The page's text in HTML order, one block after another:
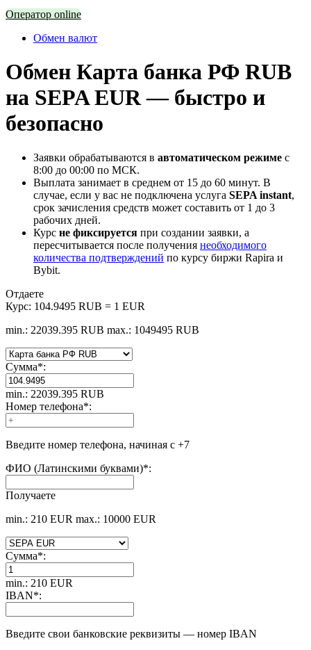
Оператор online
Обмен валют
Обмен Карта банка РФ RUB
на SEPA EUR — быстро и
безопасно
Заявки обрабатываются в автоматическом режиме с
8:00 до 00:00 по МСК.
Выплата занимает в среднем от 15 до 60 минут. В
случае, если у вас не подключена услуга SEPA instant,
срок зачисления средств может составить от 1 до 3
рабочих дней.
Курс не фиксируется при создании заявки, а
пересчитывается после получения необходимого
количества подтверждений по курсу биржи Rapira и
Bybit.
Отдаете
Курс: 104.9495 RUB = 1 EUR
min.: 22039.395 RUB max.: 1049495 RUB
Сумма*:
min.: 22039.395 RUB
Номер телефона*:
Введите номер телефона, начиная с +7
ФИО (Латинскими буквами)*:
Получаете
min.: 210 EUR max.: 10000 EUR
Сумма*:
min.: 210 EUR
IBAN*:
Введите свои банковские реквизиты — номер IBAN